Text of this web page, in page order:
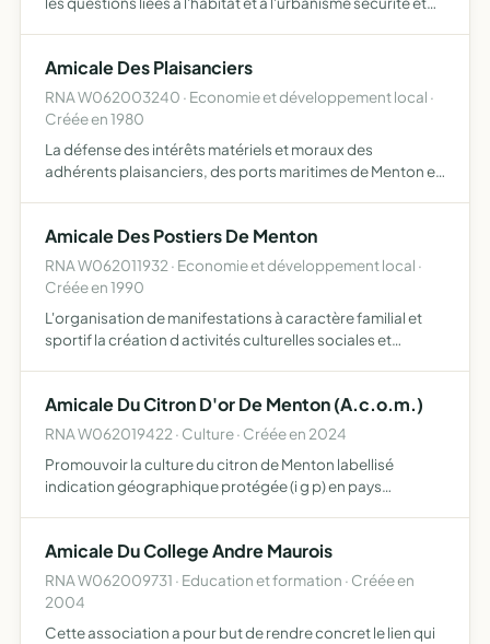
Amicale Des Plaisanciers
RNA W062003240 · Economie et développement local ·
Créée en 1980
La défense des intérêts matériels et moraux des
adhérents plaisanciers, des ports maritimes de Menton et
Amicale Des Postiers De Menton
RNA W062011932 · Economie et développement local ·
Créée en 1990
L'organisation de manifestations à caractère familial et
sportif la création d activités culturelles sociales et
Amicale Du Citron D'or De Menton (A.c.o.m.)
RNA W062019422 · Culture · Créée en 2024
Promouvoir la culture du citron de Menton labellisé
indication géographique protégée (i g p) en pays
soc…
Amicale Du College Andre Maurois
RNA W062009731 · Education et formation · Créée en
2004
Cette association a pour but de rendre concret le lien qui